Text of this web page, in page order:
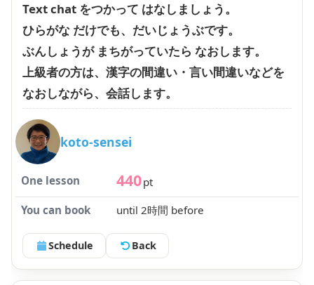
Text chat をつかって はなしましょう。
ひらがな だけでも、だいじょうぶです。
ぶんしょうが まちがっていたら なおします。
上級者の方は、漢字の間違い・言い間違いなどを
なおしながら、会話します。
koto-sensei
One lesson 440pt
You can book
until 2時間 before
Schedule Back